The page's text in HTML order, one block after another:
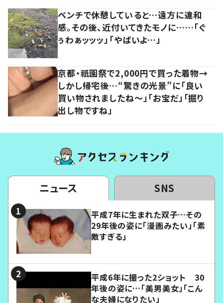
ベンチで休憩していると…遠方に違和
感。その後、近付いてきたモノに……「ぐ
ぅわぁッッッ」「やばいよ…」
京都・祇園祭で2,000円で買った着物→
しかし帰宅後…“驚きの光景”に「良い
買い物されましたね～」「お宝だ」「掘り
出し物ですね」
ニュース SNS
平成7年に生まれた双子…その
29年後の姿に「漫画みたい」「素
敵すぎる」
平成6年に撮った2ショット 30
年後の姿に…「美男美女」「こん
な夫婦になりたい」